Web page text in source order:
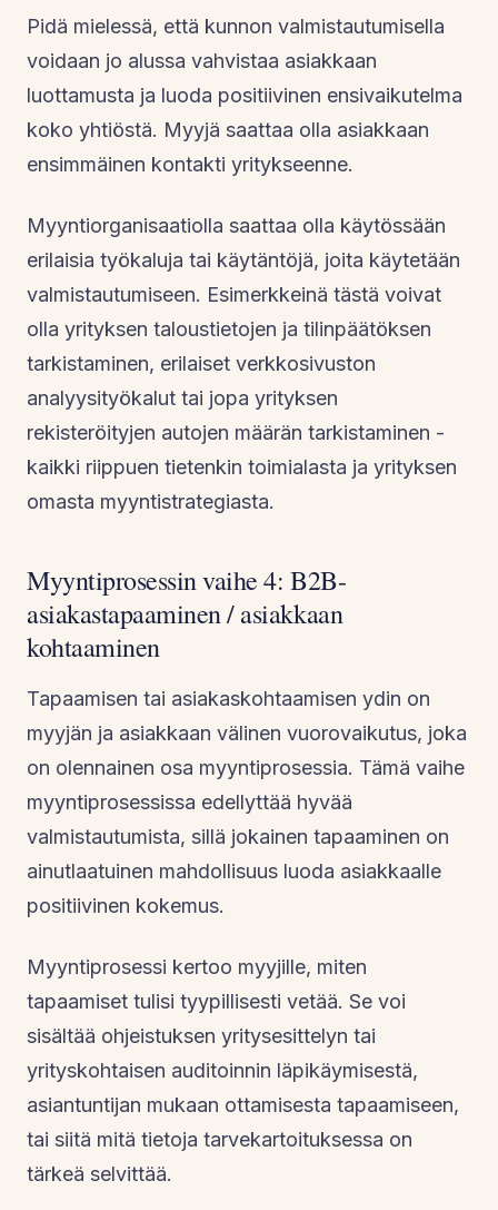
Pidä mielessä, että kunnon valmistautumisella
voidaan jo alussa vahvistaa asiakkaan
luottamusta ja luoda positiivinen ensivaikutelma
koko yhtiöstä. Myyjä saattaa olla asiakkaan
ensimmäinen kontakti yritykseenne.
Myyntiorganisaatiolla saattaa olla käytössään
erilaisia työkaluja tai käytäntöjä, joita käytetään
valmistautumiseen. Esimerkkeinä tästä voivat
olla yrityksen taloustietojen ja tilinpäätöksen
tarkistaminen, erilaiset verkkosivuston
analyysityökalut tai jopa yrityksen
rekisteröityjen autojen määrän tarkistaminen -
kaikki riippuen tietenkin toimialasta ja yrityksen
omasta myyntistrategiasta.
Myyntiprosessin vaihe 4: B2B-
asiakastapaaminen / asiakkaan
kohtaaminen
Tapaamisen tai asiakaskohtaamisen ydin on
myyjän ja asiakkaan välinen vuorovaikutus, joka
on olennainen osa myyntiprosessia. Tämä vaihe
myyntiprosessissa edellyttää hyvää
valmistautumista, sillä jokainen tapaaminen on
ainutlaatuinen mahdollisuus luoda asiakkaalle
positiivinen kokemus.
Myyntiprosessi kertoo myyjille, miten
tapaamiset tulisi tyypillisesti vetää. Se voi
sisältää ohjeistuksen yritysesittelyn tai
yrityskohtaisen auditoinnin läpikäymisestä,
asiantuntijan mukaan ottamisesta tapaamiseen,
tai siitä mitä tietoja tarvekartoituksessa on
tärkeä selvittää.